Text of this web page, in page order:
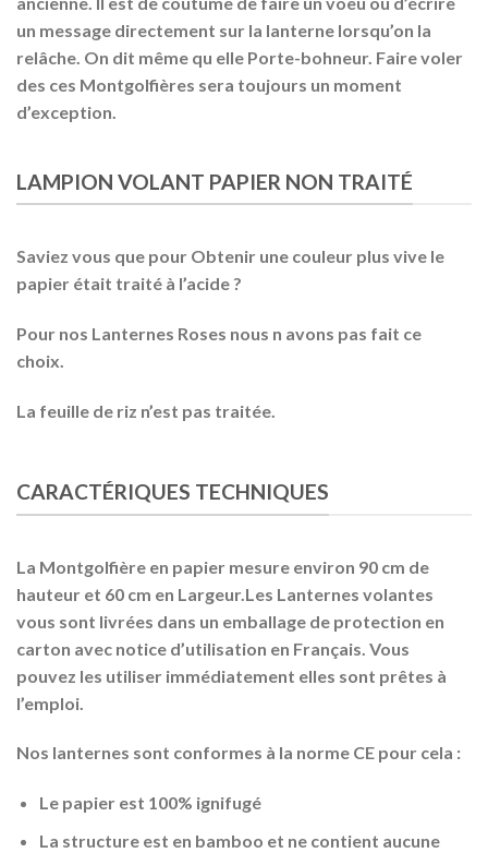
un message directement sur la lanterne lorsqu’on la
relâche. On dit même qu elle Porte-bohneur. Faire voler
des ces Montgolfières sera toujours un moment
d’exception.
LAMPION VOLANT PAPIER NON TRAITÉ
Saviez vous que pour Obtenir une couleur plus vive le
papier était traité à l’acide ?
Pour nos Lanternes Roses nous n avons pas fait ce
choix.
La feuille de riz n’est pas traitée.
CARACTÉRIQUES TECHNIQUES
La Montgolfière en papier mesure environ 90 cm de
hauteur et 60 cm en Largeur.Les Lanternes volantes
vous sont livrées dans un emballage de protection en
carton avec notice d’utilisation en Français. Vous
pouvez les utiliser immédiatement elles sont prêtes à
l’emploi.
Nos lanternes sont conformes à la norme CE pour cela :
Le papier est 100% ignifugé
La structure est en bamboo et ne contient aucune